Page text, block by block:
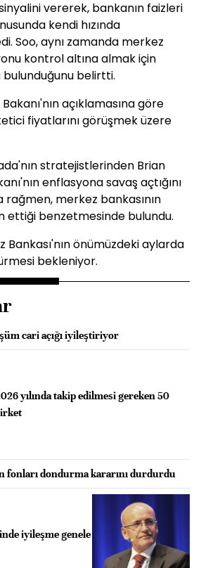
vererek, bankanın faizleri
kendi hızında
Soo, aynı zamanda merkez
kontrol altına almak için
belirtti.
açıklamasına göre
fiyatlarını görüşmek üzere
stratejistlerinden Brian
enflasyona savaş açtığını
rağmen, merkez bankasının
ettiği benzetmesinde bulundu.
Bankası'nın önümüzdeki aylarda
bekleniyor.
cari açığı iyileştiriyor
yılında takip edilmesi gereken 50
fonları dondurma kararını durdurdu
iyileşme genele